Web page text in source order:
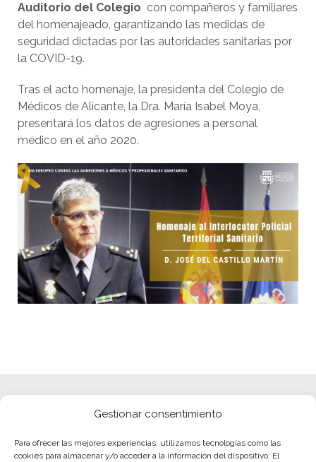
Gestionar consentimiento
Para ofrecer las mejores experiencias, utilizamos tecnologías como las
cookies para almacenar y/o acceder a la información del dispositivo. El
Auditorio del Colegio con compañeros y familiares
del homenajeado, garantizando las medidas de
seguridad dictadas por las autoridades sanitarias por
la COVID-19.
Tras el acto homenaje, la presidenta del Colegio de
Médicos de Alicante, la Dra. María Isabel Moya,
presentará los datos de agresiones a personal
médico en el año 2020.